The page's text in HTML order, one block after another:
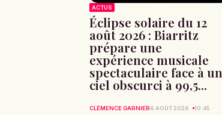
ACTUS
Éclipse solaire du 12
août 2026 : Biarritz
prépare une
expérience musicale
spectaculaire face à un
ciel obscurci à 99,5...
CLÉMENCE GARNIER6 AOÛT 2026 10:45